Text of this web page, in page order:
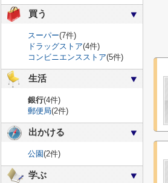
買う
スーパー(7件)
ドラッグストア(4件)
コンビニエンスストア(5件)
生活
銀行(4件)
郵便局(2件)
出かける
公園(2件)
学ぶ